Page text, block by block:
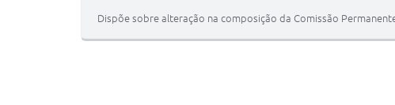
Dispõe sobre alteração na composição da Comissão